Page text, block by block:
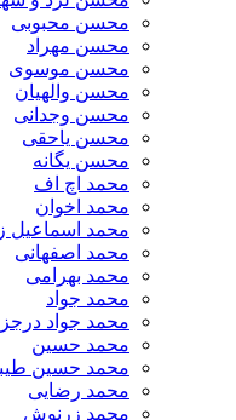
محسن محبوبی
محسن مهراد
محسن موسوی
محسن والهیان
محسن وجدانی
محسن یاحقی
محسن یگانه
محمد اچ اف
محمد اخوان
محمد اسماعیل
محمد اصفهانی
محمد بهرامی
محمد جواد
محمد جواد
محمد حسین
محمد حسین
محمد رضایی
محمد زرنوش